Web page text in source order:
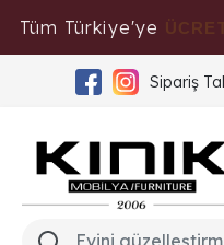
Tüm Türkiye'ye
Sipariş